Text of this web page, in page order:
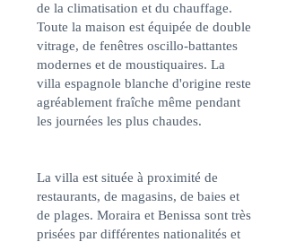
de la climatisation et du chauffage.
Toute la maison est équipée de double
vitrage, de fenêtres oscillo-battantes
modernes et de moustiquaires. La
villa espagnole blanche d'origine reste
agréablement fraîche même pendant
les journées les plus chaudes.
La villa est située à proximité de
restaurants, de magasins, de baies et
de plages. Moraira et Benissa sont très
prisées par différentes nationalités et